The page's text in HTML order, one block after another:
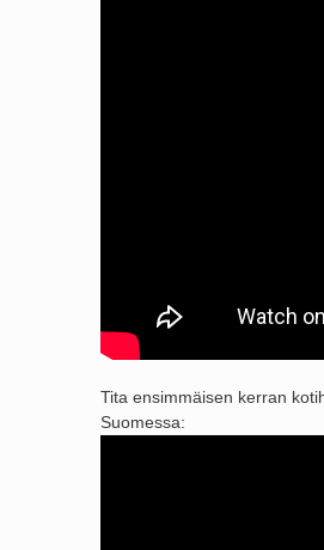
Tita ensimmäisen kerran
Suomessa: